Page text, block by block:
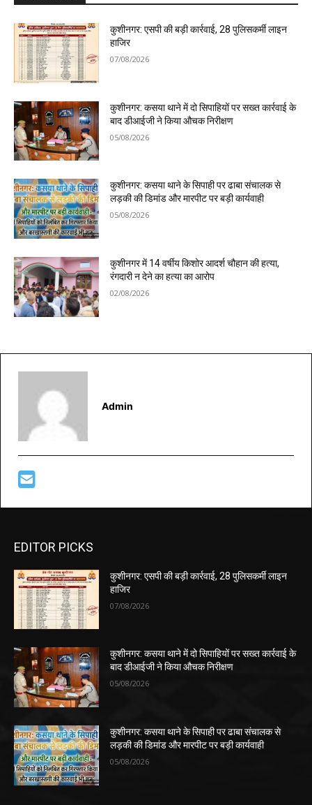
कुशीनगर: एसपी की बड़ी कार्रवाई, 28 पुलिसकर्मी लाइन
हाजिर
07/08/2026
कुशीनगर: कसया थाने में दो सिपाहियों पर सख्त कार्रवाई के
बाद डीआईजी ने किया औचक निरीक्षण
05/08/2026
कुशीनगर: कसया थाने के सिपाही पर ढाबा संचालक से
लड़की की डिमांड और मारपीट पर बड़ी कार्यवाही
05/08/2026
कुशीनगर में 14 वर्षीय किशोर आदर्श चौहान की हत्या,
रंगदारी न देने का हत्या का आरोप
02/08/2026
Admin
EDITOR PICKS
कुशीनगर: एसपी की बड़ी कार्रवाई, 28 पुलिसकर्मी लाइन
हाजिर
07/08/2026
कुशीनगर: कसया थाने में दो सिपाहियों पर सख्त कार्रवाई के
बाद डीआईजी ने किया औचक निरीक्षण
05/08/2026
कुशीनगर: कसया थाने के सिपाही पर ढाबा संचालक से
लड़की की डिमांड और मारपीट पर बड़ी कार्यवाही
05/08/2026